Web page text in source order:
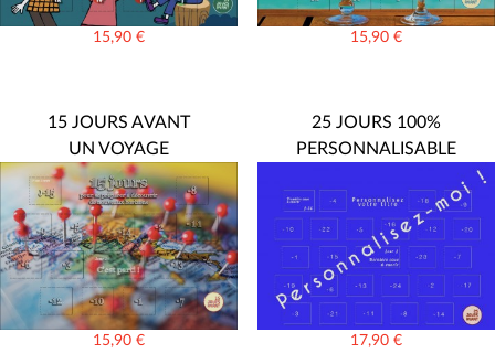
15,90€ 15,90 €
15 JOURS AVANT
UN VOYAGE
15,90€
25 JOURS 100%
PERSONNALISABLE
17,90 €